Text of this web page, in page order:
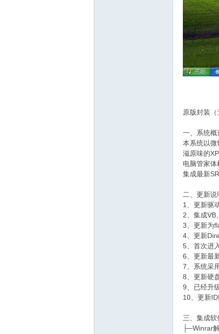
原版封装
一、系统概
本系统以微
滋原味的
电脑管家
集成最新
二、更新说
1、更新驱
2、集成
3、更新为
4、更新
5、首次进
6、更新最
7、系统采
8、更新硬
9、已经升
10、更新
三、集成软
├─Winrar